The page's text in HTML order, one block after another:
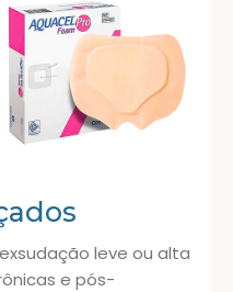
leve ou alta
e pós-